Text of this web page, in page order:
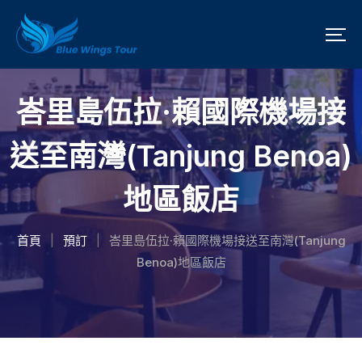
峇里島伍拉·賴國際機場接
送至南灣(Tanjung Benoa)
地區飯店
首頁 預訂
峇里島伍拉·賴國際機場接送至南灣(Tanjung
Benoa)地區飯店